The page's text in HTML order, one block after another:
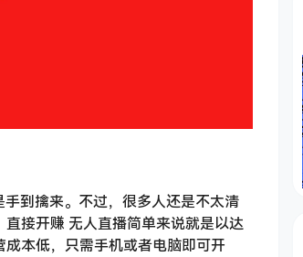
到擒来。不过，很多人还是不太清
接开赚 无人直播简单来说就是以达
本低，只需手机或者电脑即可开